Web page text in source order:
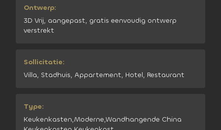
Ontwerp:
3D Vrij, aangepast, gratis eenvoudig ontwerp
verstrekt
Sollicitatie:
Villa, Stadhuis, Appartement, Hotel, Restaurant
Type:
Keukenkasten,Moderne,Wandhangende China